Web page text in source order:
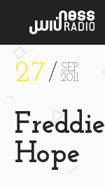
HOT (FEAT.
Full Crate & The
Partysquad
NESS LIVE !
27
SEP
2011
Hope